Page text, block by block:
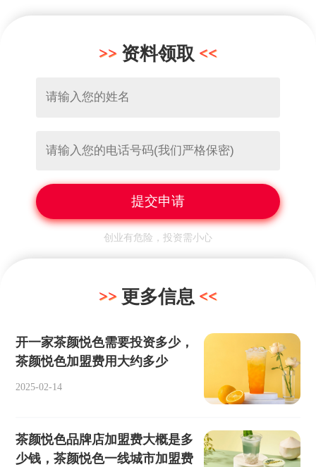
资料领取
创业有危险，投资需小心
更多信息
开一家茶颜悦色需要投资多少，
茶颜悦色加盟费用大约多少
2025-02-14
茶颜悦色品牌店加盟费大概是多
少钱，茶颜悦色一线城市加盟费